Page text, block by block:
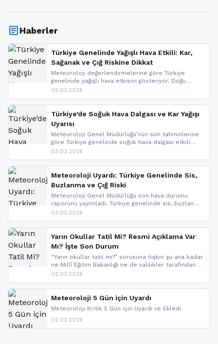
articleHaberler
Türkiye Genelinde Yağışlı Hava Etkili: Kar,
Sağanak ve Çığ Riskine Dikkat
Meteoroloji değerlendirmelerine göre Türkiye
genelinde yağışlı hava etkisini gösteriyor. Doğu
bölgelerinde kar yağışı beklenirken Marmara ve
ise çığ tehlikesi bulunuyor. İç kesimlerde sis ve pus
nedeniyle görüş mesafesinde azalma
yaşanabileceği belirtiliyor.
05.03.2026
Türkiye’de Soğuk Hava Dalgası ve Kar Yağışı
Uyarısı
Meteoroloji Genel Müdürlüğü’nün son tahminlerine
göre Türkiye genelinde soğuk hava dalgası etkili
oluyor. Birçok il için kar yağışı ve buzlanma uyarısı
03.03.2026
Meteoroloji Uyardı: Türkiye Genelinde Sis,
Buzlanma ve Çığ Riski
Meteoroloji Genel Müdürlüğü son hava durumu
raporunu yayımladı. Türkiye genelinde sis, buzlanma
ve don beklenirken Doğu Anadolu ve Doğu
yapıldı. İşte son dakika meteoroloji gelişmeleri.
03.03.2026
Yarın Okullar Tatil Mi? Resmi Açıklama Var
Mı? İşte Son Durum
“Yarın okullar tatil mi?” sorusuna ilişkin şu ana kadar
ne Millî Eğitim Bakanlığı ne de valilikler tarafından
yapılmış resmi bir tatil açıklaması bulunmamaktadır.
paylaşacağız. En hızlı şekilde haberdar olmak için
sitemizi takip edebilir ve bildirimleri açabilirsiniz.
02.03.2026
Meteoroloji 5 Gün için Uyardı
Meteoroloji Kritik 5 Gün için Uyardı ve Ekledi
02.03.2026